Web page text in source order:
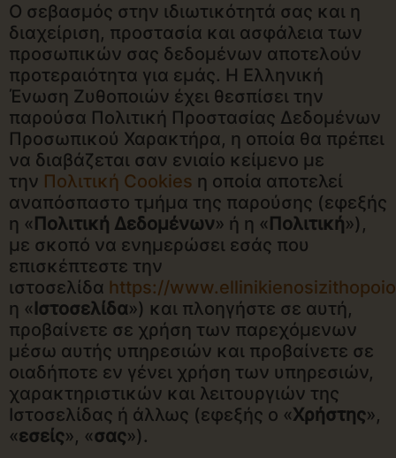
Ο σεβασμός στην ιδιωτικότητά σας και η
διαχείριση, προστασία και ασφάλεια των
προσωπικών σας δεδομένων αποτελούν
προτεραιότητα για εμάς. Η Ελληνική
Ένωση Ζυθοποιών έχει θεσπίσει την
παρούσα Πολιτική Προστασίας Δεδομένων
Προσωπικού Χαρακτήρα, η οποία θα πρέπει
να διαβάζεται σαν ενιαίο κείμενο με
την Πολιτική Cookies η οποία αποτελεί
αναπόσπαστο τμήμα της παρούσης (εφεξής
η «Πολιτική Δεδομένων» ή η «Πολιτική»),
με σκοπό να ενημερώσει εσάς που
επισκέπτεστε την
ιστοσελίδα https://
η «Ιστοσελίδα») και πλοηγήστε σε αυτή,
προβαίνετε σε χρήση των παρεχόμενων
μέσω αυτής υπηρεσιών και προβαίνετε σε
οιαδήποτε εν γένει χρήση των υπηρεσιών,
χαρακτηριστικών και λειτουργιών της
Ιστοσελίδας ή άλλως (εφεξής ο «Χρήστης»,
«εσείς», «σας»).